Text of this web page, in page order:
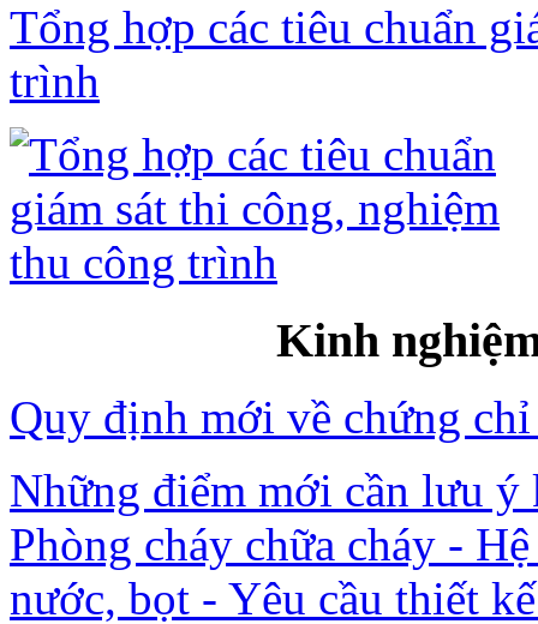
Tổng hợp các tiêu chuẩn
trình
Kinh
Quy định mới về chứng
Những điểm mới cần lưu
Phòng cháy chữa cháy -
nước, bọt - Yêu cầu thiết